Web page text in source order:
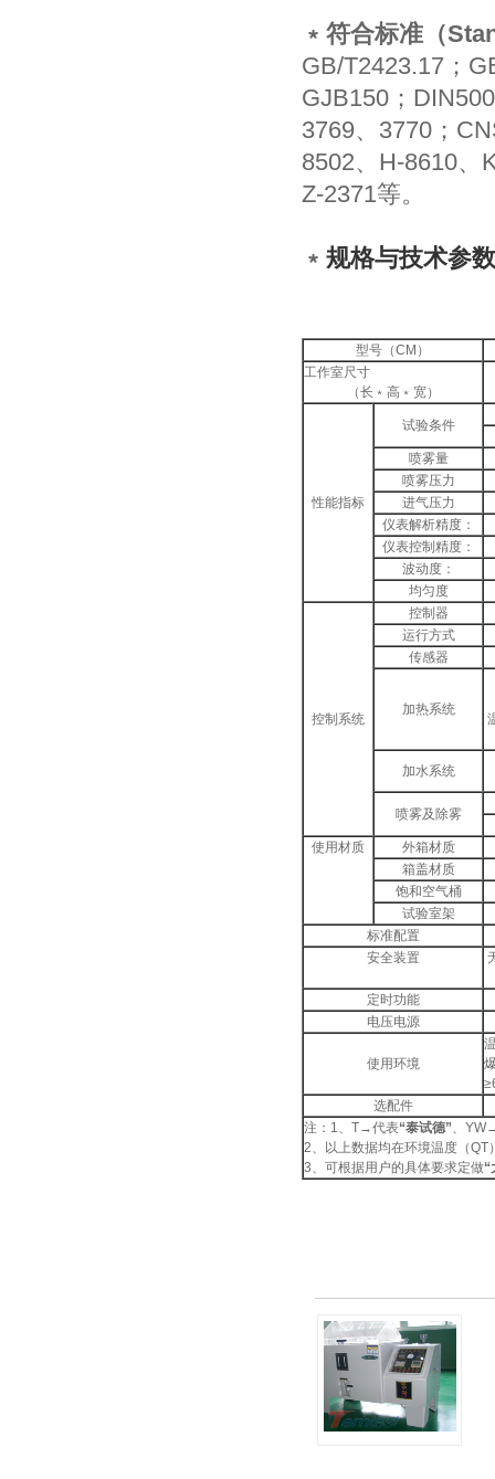
﹡符合标准（
GB/T2423.17；
GJB150；
3769、3770；
8502、H-8610、
Z-2371等。
﹡ 规格与技术参数
型号（CM）
工作室尺寸
（长﹡高﹡宽）
性能指标
试验条件
喷雾量
喷雾压力
进气压力
仪表解析精度：
仪表控制精度：
波动度：
均匀度
控制系统
控制器
运行方式
传感器
加热系统
加水系统
喷雾及除雾
使用材质
外箱材质
箱盖材质
饱和空气桶
试验室架
标准配置
安全装置
定时功能
电压电源
使用环境
选配件
注：1、T→代表“泰试德”、
2、以上数据均在环境温度（
3、可根据用户的具体要求定做“